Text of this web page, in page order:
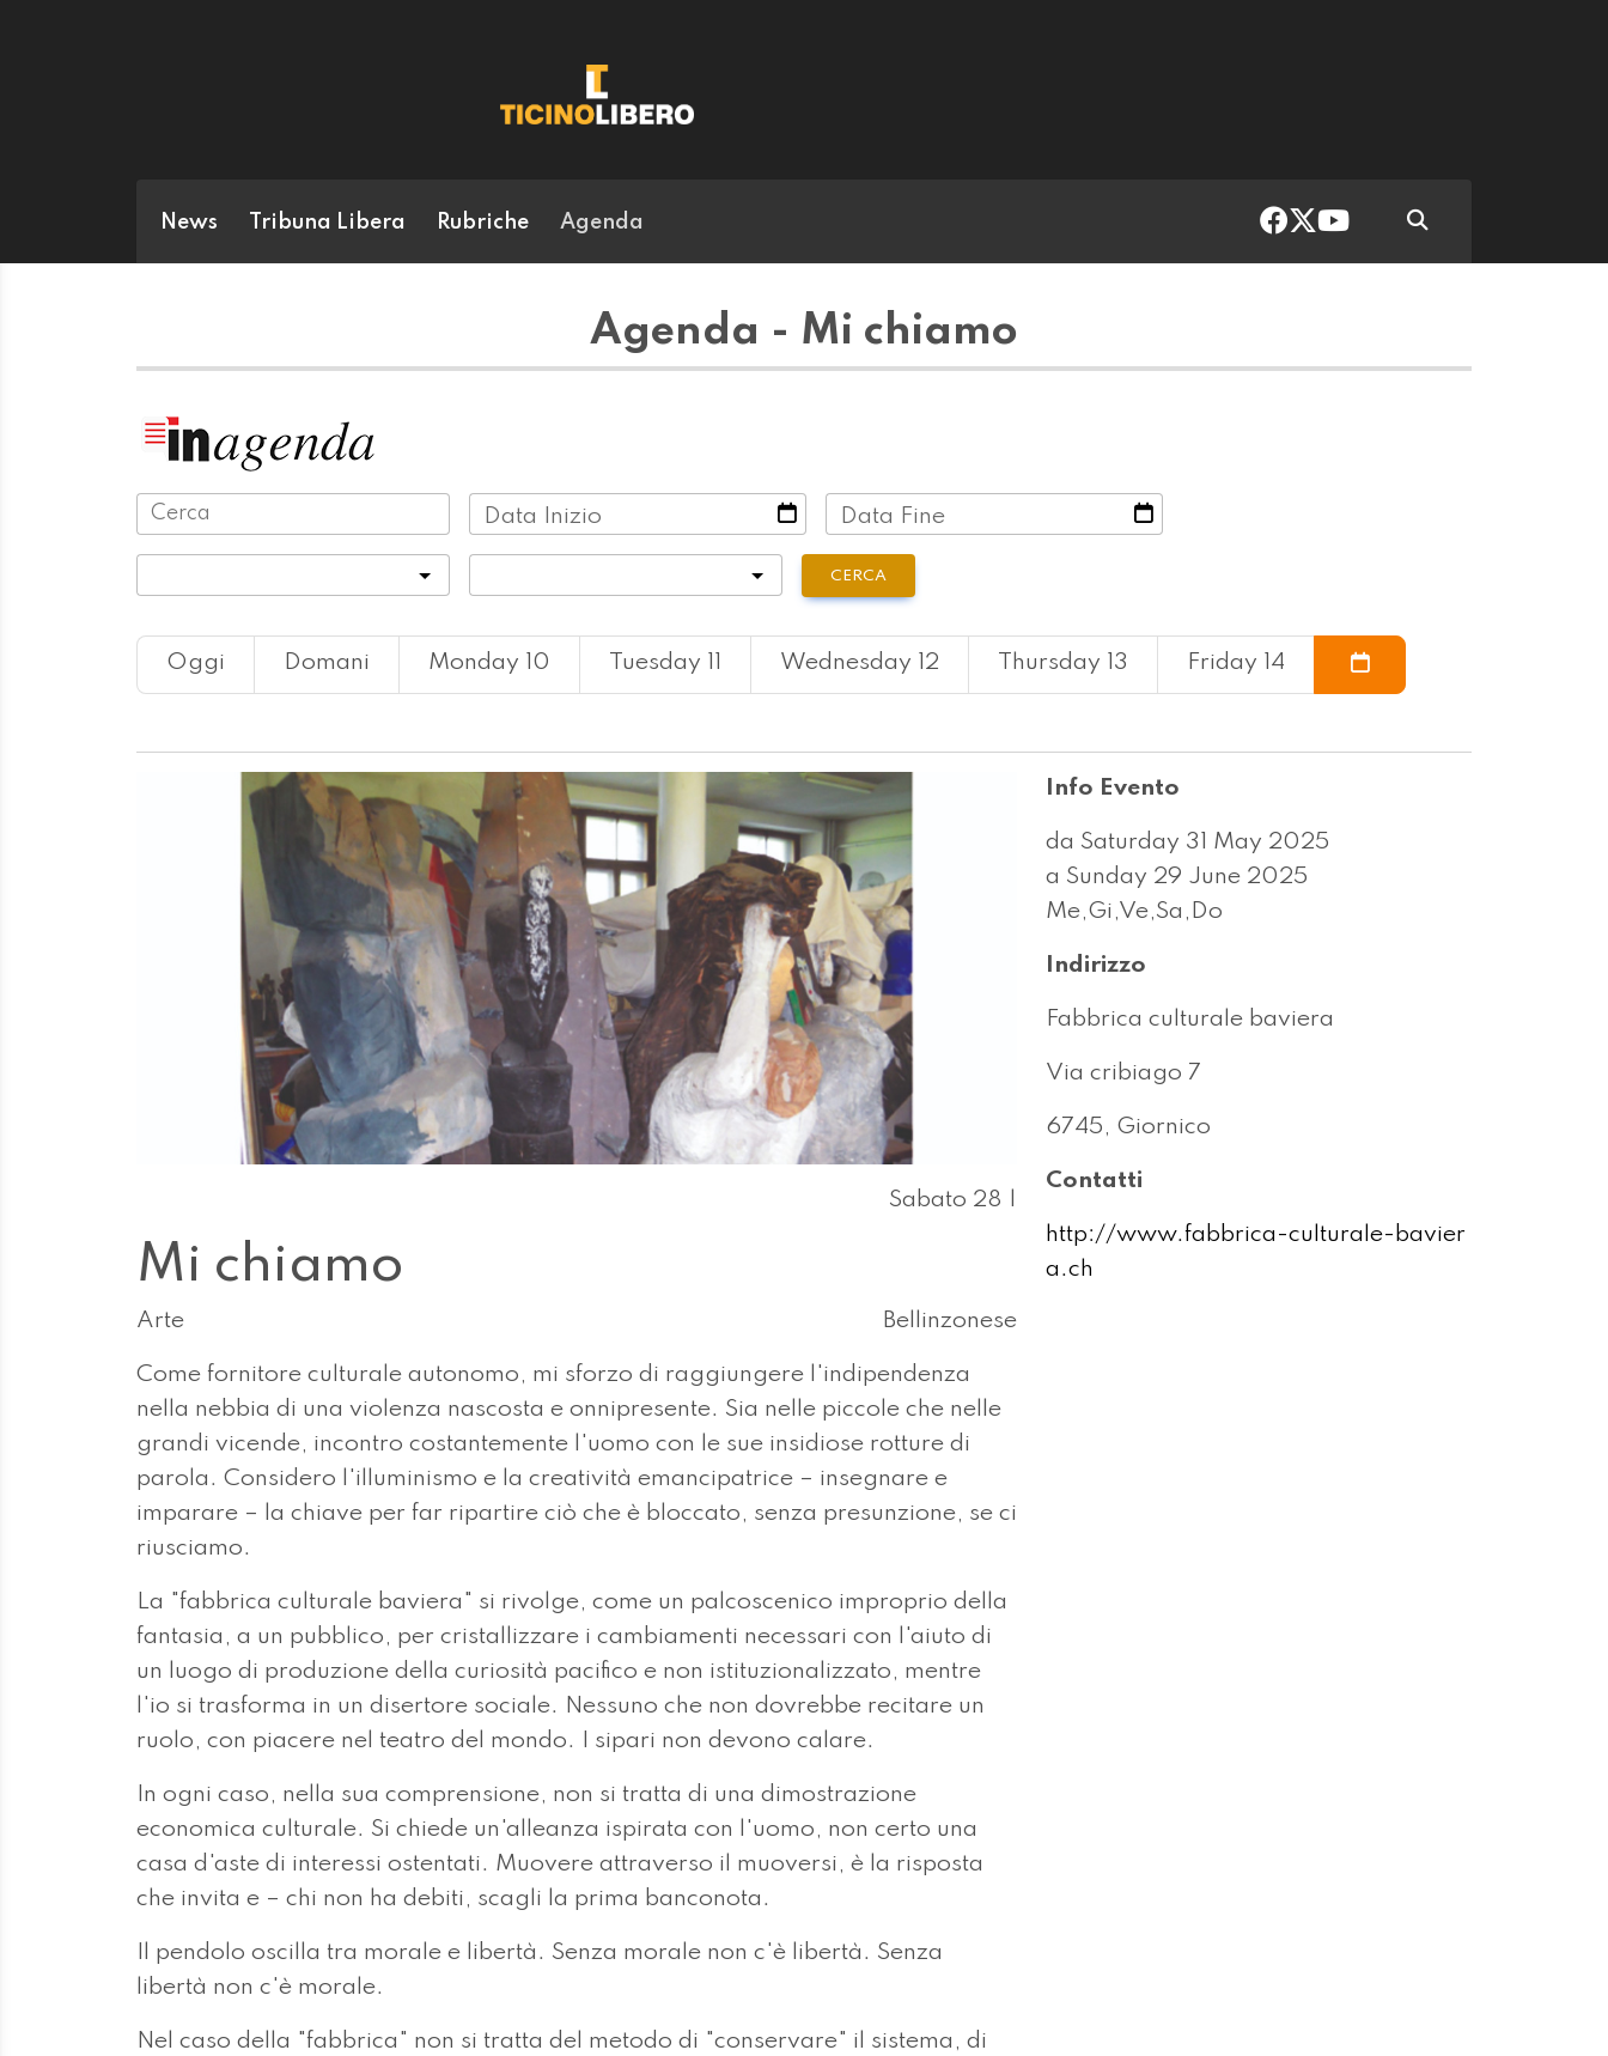
News Tribuna Libera Rubriche Agenda
Agenda - Mi chiamo
Data Inizio Data Fine
CERCA
Oggi Domani Monday 10 Tuesday 11 Wednesday 12 Thursday 13 Friday 14
Sabato 28 |
Mi chiamo
Arte Bellinzonese
Come fornitore culturale autonomo, mi sforzo di raggiungere l'indipendenza
nella nebbia di una violenza nascosta e onnipresente. Sia nelle piccole che nelle
grandi vicende, incontro costantemente l'uomo con le sue insidiose rotture di
parola. Considero l'illuminismo e la creatività emancipatrice – insegnare e
imparare – la chiave per far ripartire ciò che è bloccato, senza presunzione, se ci
riusciamo.
La "fabbrica culturale baviera" si rivolge, come un palcoscenico improprio della
fantasia, a un pubblico, per cristallizzare i cambiamenti necessari con l'aiuto di
un luogo di produzione della curiosità pacifico e non istituzionalizzato, mentre
l'io si trasforma in un disertore sociale. Nessuno che non dovrebbe recitare un
ruolo, con piacere nel teatro del mondo. I sipari non devono calare.
In ogni caso, nella sua comprensione, non si tratta di una dimostrazione
economica culturale. Si chiede un'alleanza ispirata con l'uomo, non certo una
casa d'aste di interessi ostentati. Muovere attraverso il muoversi, è la risposta
che invita e – chi non ha debiti, scagli la prima banconota.
Il pendolo oscilla tra morale e libertà. Senza morale non c'è libertà. Senza
libertà non c'è morale.
Nel caso della "fabbrica" non si tratta del metodo di "conservare" il sistema, di
Info Evento
da Saturday 31 May 2025
a Sunday 29 June 2025
Me,Gi,Ve,Sa,Do
Indirizzo
Fabbrica culturale baviera
Via cribiago 7
6745, Giornico
Contatti
http://www.fabbrica-culturale-bavier
a.ch